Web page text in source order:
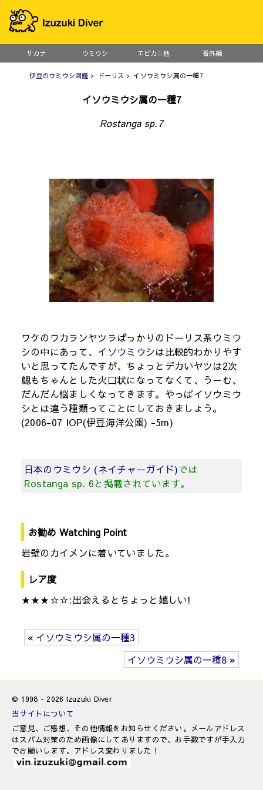
サカナ ウミウシ エビカニ他 番外編
伊豆のウミウシ図鑑 > ドーリス > イソウミウシ属の一種7
イソウミウシ属の一種7
Rostanga sp.7
ワケのワカランヤツラばっかりのドーリス系ウミウ
シの中にあって、 イソウミウシは比較的わかりやす
いと思ってたんですが、ちょっとデカいヤツは2次
鰓もちゃんとした火口状になってなくて、うーむ、
だんだん悩ましくなってきます。やっぱイソウミウ
シとは違う種類ってことにしておきましょう。
(2006-07 IOP(伊豆海洋公園) -5m)
日本のウミウシ (ネイチャーガイド)では
Rostanga sp. 6と掲載されています。
お勧め Watching Point
岩壁のカイメンに着いていました。
レア度
★★★☆☆:出会えるとちょっと嬉しい!
« イソウミウシ属の一種3
イソウミウシ属の一種8 »
© 1998 - 2026 Izuzuki Diver
当サイトについて
ご意見、ご感想、その他情報をお知らせください。メールアドレス
はスパム対策のため画像にしてありますので、お手数ですが手入力
でお願いします。アドレス変わりました！